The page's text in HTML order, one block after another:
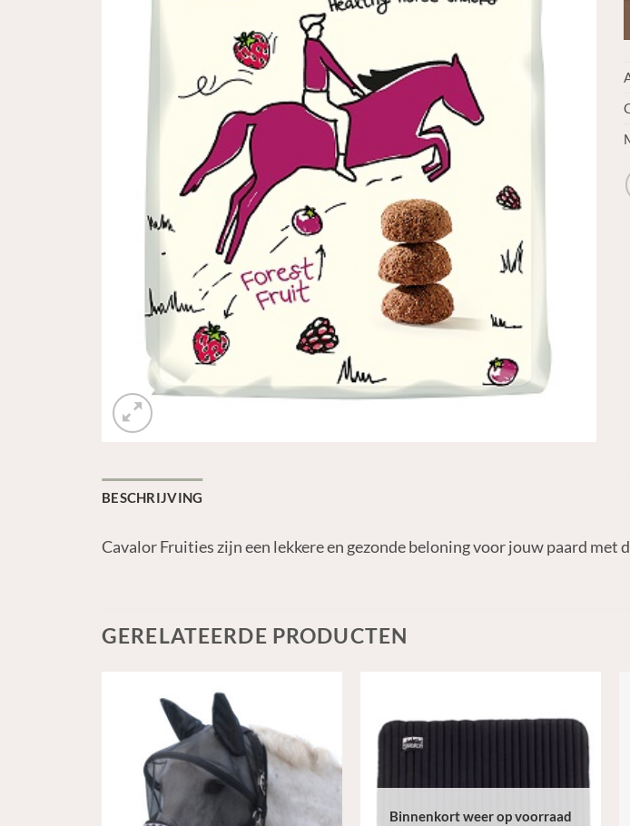
BESCHRIJVING
Cavalor Fruities zijn een lekkere en gezonde beloning voor jouw paard met
GERELATEERDE PRODUCTEN
Binnenkort weer op voorraad